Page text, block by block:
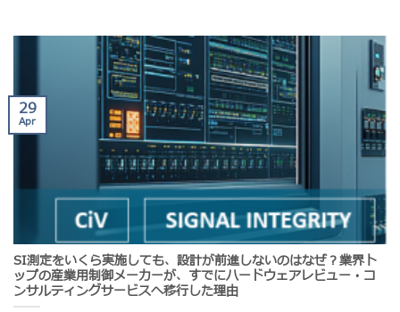
SI測定をいくら実施しても、設計が前進しないのはなぜ？業界ト
ップの産業用制御メーカーが、すでにハードウェアレビュー・コ
ンサルティングサービスへ移行した理由
29
Apr